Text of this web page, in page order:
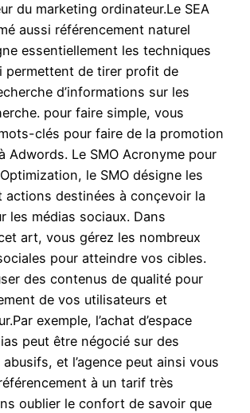
du marketing ordinateur.Le SEA
aussi référencement naturel
essentiellement les techniques
permettent de tirer profit de
d’informations sur les
pour faire simple, vous
clés pour faire de la promotion
Adwords. Le SMO Acronyme pour
le SMO désigne les
actions destinées à conçevoir la
les médias sociaux. Dans
art, vous gérez les nombreux
pour atteindre vos cibles.
des contenus de qualité pour
de vos utilisateurs et
exemple, l’achat d’espace
peut être négocié sur des
et l’agence peut ainsi vous
à un tarif très
oublier le confort de savoir que